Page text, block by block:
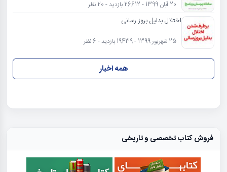
20 آبان 1399 - 26612 بازدید - 20 نظر
اختلال بدلیل بروز رسانی
25 شهریور 1399 - 19439 بازدید - 6 نظر
همه اخبار
فروش کتاب تخصصی و تاریخی